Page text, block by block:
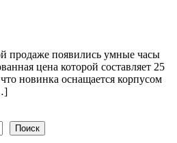
продаже появились умные часы
цена которой составляет 25
новинка оснащается корпусом
Поиск